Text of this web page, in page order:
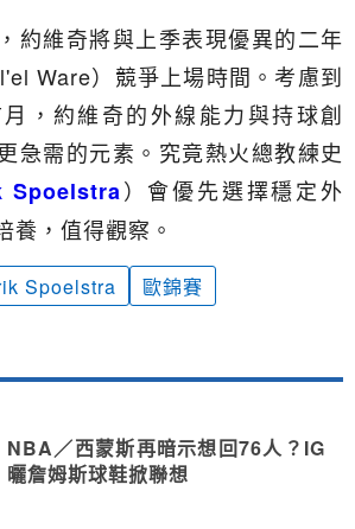
約維奇將與上季表現優異的二年
Ware）競爭上場時間。考慮到
，約維奇的外線能力與持球創
急需的元素。究竟熱火總教練史
Spoelstra）會優先選擇穩定外
養，值得觀察。
Spoelstra 歐錦賽
NBA／西蒙斯再暗示想回76人？IG
曬詹姆斯球鞋掀聯想